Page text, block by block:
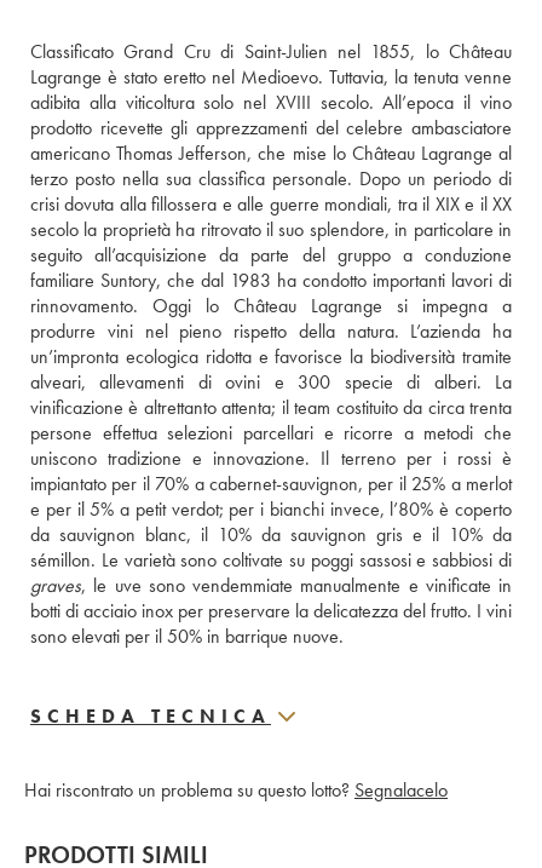
Classificato Grand Cru di Saint-Julien nel 1855, lo Château
Lagrange è stato eretto nel Medioevo. Tuttavia, la tenuta venne
adibita alla viticoltura solo nel XVIII secolo. All’epoca il vino
prodotto ricevette gli apprezzamenti del celebre ambasciatore
americano Thomas Jefferson, che mise lo Château Lagrange al
terzo posto nella sua classifica personale. Dopo un periodo di
crisi dovuta alla fillossera e alle guerre mondiali, tra il XIX e il XX
secolo la proprietà ha ritrovato il suo splendore, in particolare in
seguito all’acquisizione da parte del gruppo a conduzione
familiare Suntory, che dal 1983 ha condotto importanti lavori di
rinnovamento. Oggi lo Château Lagrange si impegna a
produrre vini nel pieno rispetto della natura. L’azienda ha
un’impronta ecologica ridotta e favorisce la biodiversità tramite
alveari, allevamenti di ovini e 300 specie di alberi. La
vinificazione è altrettanto attenta; il team costituito da circa trenta
persone effettua selezioni parcellari e ricorre a metodi che
uniscono tradizione e innovazione. Il terreno per i rossi è
impiantato per il 70% a cabernet-sauvignon, per il 25% a merlot
e per il 5% a petit verdot; per i bianchi invece, l’80% è coperto
da sauvignon blanc, il 10% da sauvignon gris e il 10% da
graves, le uve sono vendemmiate manualmente e vinificate in
botti di acciaio inox per preservare la delicatezza del frutto. I vini
sono elevati per il 50% in barrique nuove.
SCHEDA TECNICA
Hai riscontrato un problema su questo lotto? Segnalacelo
PRODOTTI SIMILI